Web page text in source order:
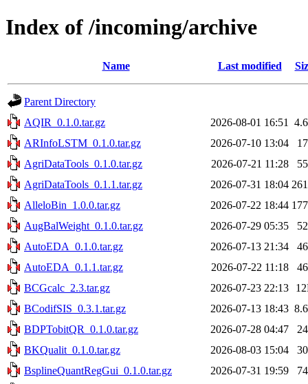
Index of /incoming/archive
Name Last modified
Parent Directory
AQIR_0.1.0.tar.gz
2026-08-01 16:51
ARInfoLSTM_0.1.0.tar.gz
2026-07-10 13:04
AgriDataTools_0.1.0.tar.gz
2026-07-21 11:28
AgriDataTools_0.1.1.tar.gz
2026-07-31 18:04
AlleloBin_1.0.0.tar.gz
2026-07-22 18:44
AugBalWeight_0.1.0.tar.gz
2026-07-29 05:35
AutoEDA_0.1.0.tar.gz
2026-07-13 21:34
AutoEDA_0.1.1.tar.gz
2026-07-22 11:18
BCGcalc_2.3.tar.gz
2026-07-23 22:13
BCodifSIS_0.3.1.tar.gz
2026-07-13 18:43
BDPTobitQR_0.1.0.tar.gz
2026-07-28 04:47
BKQualit_0.1.0.tar.gz
2026-08-03 15:04
BsplineQuantRegGui_0.1.0.tar.gz
2026-07-31 19:59